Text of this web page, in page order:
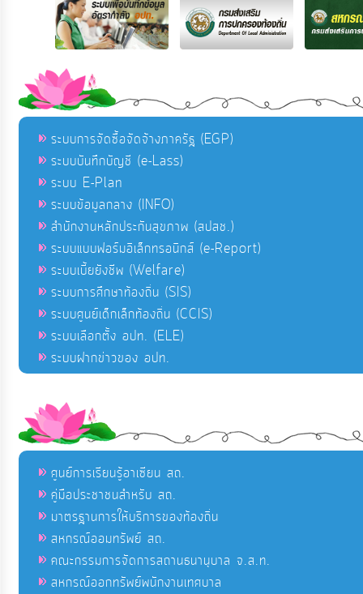
ระบบการจัดซื้อจัดจ้างภาครัฐ (EGP)
ระบบบันทึกบัญชี (e-Lass)
ระบบ E-Plan
ระบบข้อมูลกลาง (INFO)
สำนักงานหลักประกันสุขภาพ (สปสช.)
ระบบแบบฟอร์มอิเล็กทรอนิกส์ (e-Report)
ระบบเบี้ยยังชีพ (Welfare)
ระบบการศึกษาท้องถิ่น (SIS)
ระบบศูนย์เด็กเล็กท้องถิ่น (CCIS)
ระบบเลือกตั้ง อปท. (ELE)
ระบบฝากข่าวของ อปท.
ศูนย์การเรียนรู้อาเซียน สถ.
คู่มือประชาชนสำหรับ สถ.
มาตรฐานการให้บริการของท้องถิ่น
สหกรณ์ออมทรัพย์ สถ.
คณะกรรมการจัดการสถานธนานุบาล จ.ส.ท.
สหกรณ์ออกทรัพย์พนักงานเทศบาล